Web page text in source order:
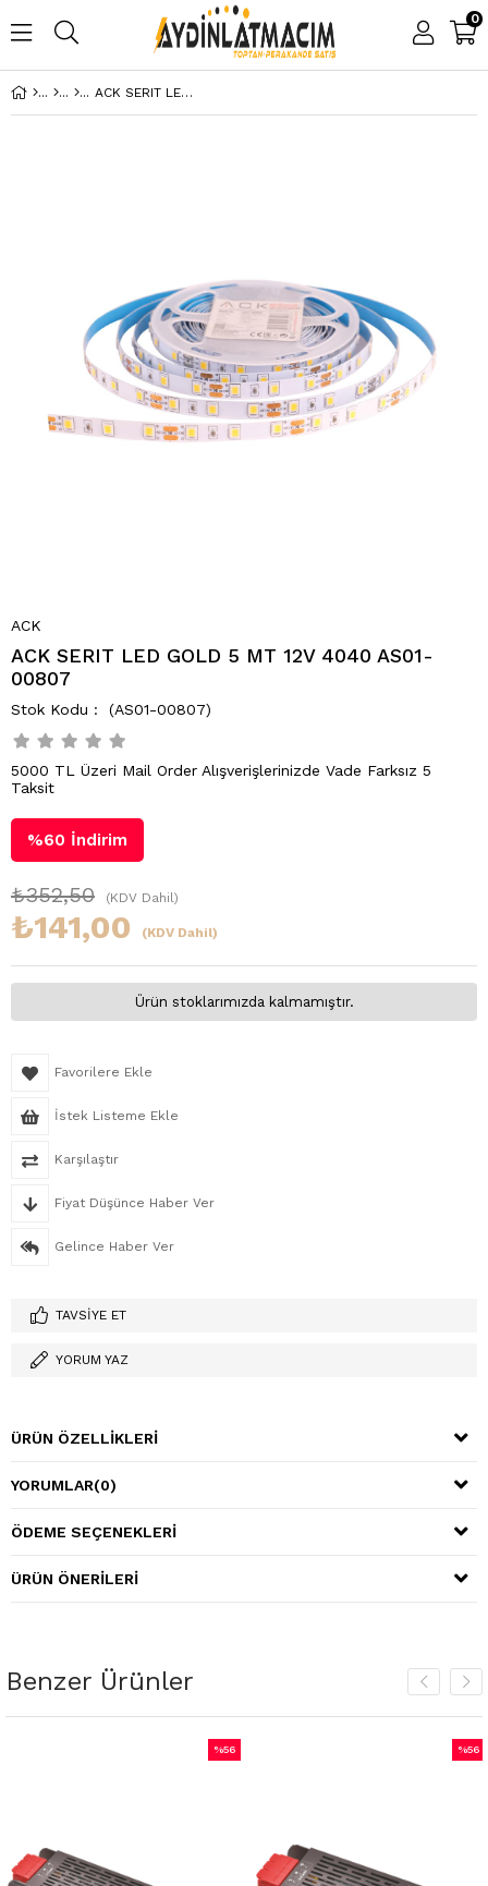
0
ACK SERIT LED GOLD 5 MT 12V 4040 AS01-00807
ACK
ACK SERIT LED GOLD 5 MT 12V 4040 AS01-
00807
(AS01-00807)
5000 TL Üzeri Mail Order Alışverişlerinizde Vade Farksız 5
Taksit
%60 İndirim
₺352,50 (KDV Dahil)
₺141,00 (KDV Dahil)
Ürün stoklarımızda kalmamıştır.
Favorilere Ekle
İstek Listeme Ekle
Karşılaştır
Fiyat Düşünce Haber Ver
Gelince Haber Ver
TAVSIYE ET
YORUM YAZ
ÜRÜN ÖZELLIKLERI
YORUMLAR(0)
ÖDEME SEÇENEKLERI
ÜRÜN ÖNERILERI
Benzer Ürünler
%56
%56